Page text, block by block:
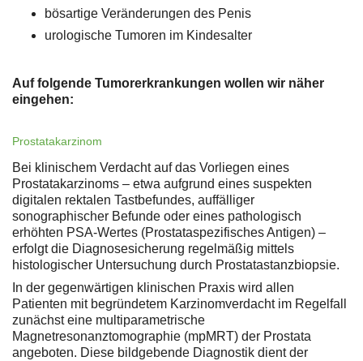
bösartige Veränderungen des Penis
urologische Tumoren im Kindesalter
Auf folgende Tumorerkrankungen wollen wir näher
eingehen:
Prostatakarzinom
Bei klinischem Verdacht auf das Vorliegen eines
Prostatakarzinoms – etwa aufgrund eines suspekten
digitalen rektalen Tastbefundes, auffälliger
sonographischer Befunde oder eines pathologisch
erhöhten PSA-Wertes (Prostataspezifisches Antigen) –
erfolgt die Diagnosesicherung regelmäßig mittels
histologischer Untersuchung durch Prostatastanzbiopsie.
In der gegenwärtigen klinischen Praxis wird allen
Patienten mit begründetem Karzinomverdacht im Regelfall
zunächst eine multiparametrische
Magnetresonanztomographie (mpMRT) der Prostata
angeboten. Diese bildgebende Diagnostik dient der